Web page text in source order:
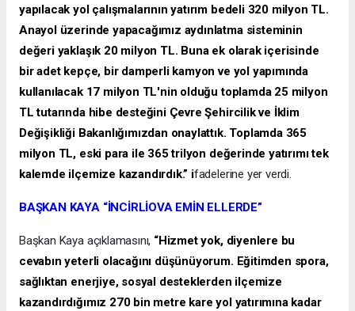
yapılacak yol çalışmalarının yatırım bedeli 320 milyon TL.
Anayol üzerinde yapacağımız aydınlatma sisteminin
değeri yaklaşık 20 milyon TL. Buna ek olarak içerisinde
bir adet kepçe, bir damperli kamyon ve yol yapımında
kullanılacak 17 milyon TL'nin olduğu toplamda 25 milyon
TL tutarında hibe desteğini Çevre Şehircilik ve İklim
Değişikliği Bakanlığımızdan onaylattık. Toplamda 365
milyon TL, eski para ile 365 trilyon değerinde yatırımı tek
kalemde ilçemize kazandırdık.” ifadelerine yer verdi.
BAŞKAN KAYA “İNCİRLİOVA EMİN ELLERDE”
Başkan Kaya açıklamasını, “Hizmet yok, diyenlere bu
cevabın yeterli olacağını düşünüyorum. Eğitimden spora,
sağlıktan enerjiye, sosyal desteklerden ilçemize
kazandırdığımız 270 bin metre kare yol yatırımına kadar